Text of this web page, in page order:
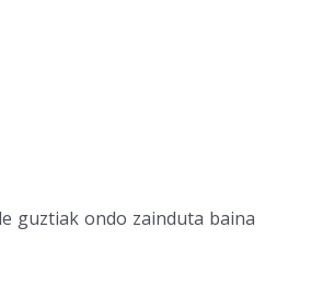
guztiak ondo zainduta baina